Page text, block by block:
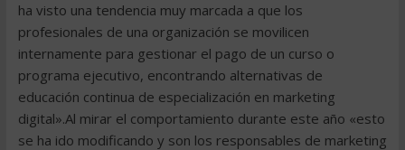
ha visto una tendencia muy marcada a que los
profesionales de una organización se movilicen
internamente para gestionar el pago de un curso o
programa ejecutivo, encontrando alternativas de
educación continua de especialización en marketing
digital».Al mirar el comportamiento durante este año «esto
se ha ido modificando y son los responsables de marketing